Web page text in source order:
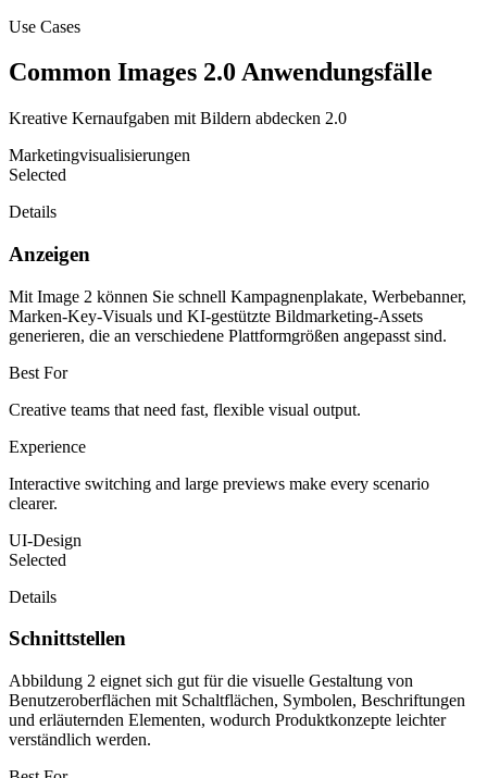
Use Cases
Common Images 2.0 Anwendungsfälle
Kreative Kernaufgaben mit Bildern abdecken 2.0
Marketingvisualisierungen
Selected
Details
Anzeigen
Mit Image 2 können Sie schnell Kampagnenplakate, Werbebanner,
Marken-Key-Visuals und KI-gestützte Bildmarketing-Assets
generieren, die an verschiedene Plattformgrößen angepasst sind.
Best For
Creative teams that need fast, flexible visual output.
Experience
Interactive switching and large previews make every scenario
clearer.
UI-Design
Selected
Details
Schnittstellen
Abbildung 2 eignet sich gut für die visuelle Gestaltung von
Benutzeroberflächen mit Schaltflächen, Symbolen, Beschriftungen
und erläuternden Elementen, wodurch Produktkonzepte leichter
verständlich werden.